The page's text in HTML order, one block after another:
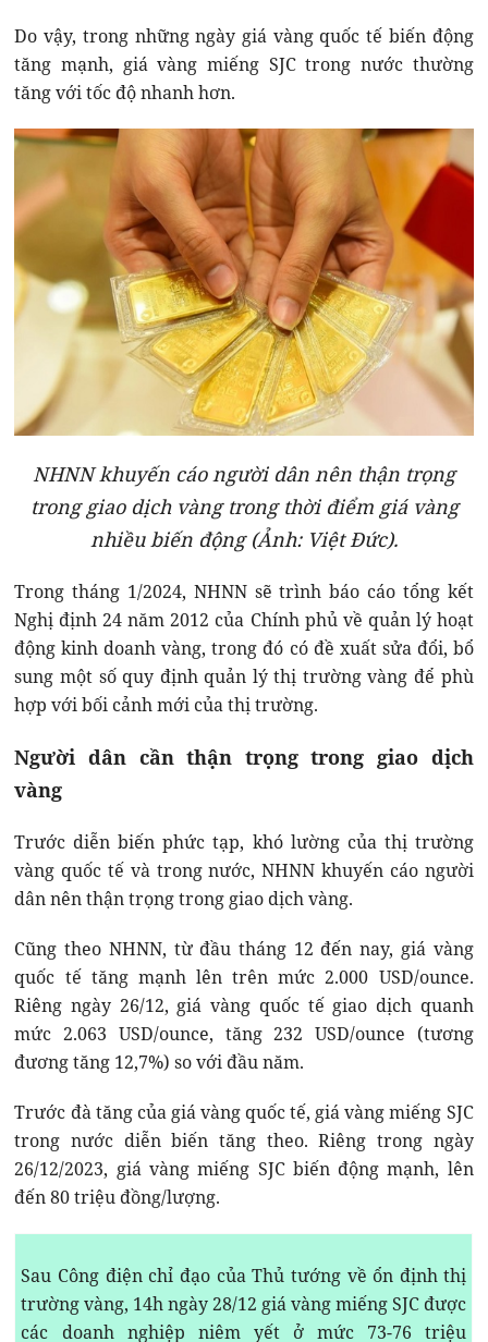
Do vậy, trong những ngày giá vàng quốc tế biến động
tăng mạnh, giá vàng miếng SJC trong nước thường
tăng với tốc độ nhanh hơn.
NHNN khuyến cáo người dân nên thận trọng
trong giao dịch vàng trong thời điểm giá vàng
nhiều biến động (Ảnh: Việt Đức).
Trong tháng 1/2024, NHNN sẽ trình báo cáo tổng kết
Nghị định 24 năm 2012 của Chính phủ về quản lý hoạt
động kinh doanh vàng, trong đó có đề xuất sửa đổi, bổ
sung một số quy định quản lý thị trường vàng để phù
hợp với bối cảnh mới của thị trường.
Người dân cần thận trọng trong giao dịch
vàng
Trước diễn biến phức tạp, khó lường của thị trường
vàng quốc tế và trong nước, NHNN khuyến cáo người
dân nên thận trọng trong giao dịch vàng.
Cũng theo NHNN, từ đầu tháng 12 đến nay, giá vàng
quốc tế tăng mạnh lên trên mức 2.000 USD/ounce.
Riêng ngày 26/12, giá vàng quốc tế giao dịch quanh
mức 2.063 USD/ounce, tăng 232 USD/ounce (tương
đương tăng 12,7%) so với đầu năm.
Trước đà tăng của giá vàng quốc tế, giá vàng miếng SJC
trong nước diễn biến tăng theo. Riêng trong ngày
26/12/2023, giá vàng miếng SJC biến động mạnh, lên
đến 80 triệu đồng/lượng.
Sau Công điện chỉ đạo của Thủ tướng về ổn định thị
trường vàng, 14h ngày 28/12 giá vàng miếng SJC được
các doanh nghiệp niêm yết ở mức 73-76 triệu